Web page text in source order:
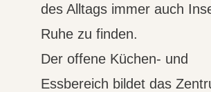
des Alltags immer auch
Ruhe zu finden.
Der offene Küchen- und
Essbereich bildet das